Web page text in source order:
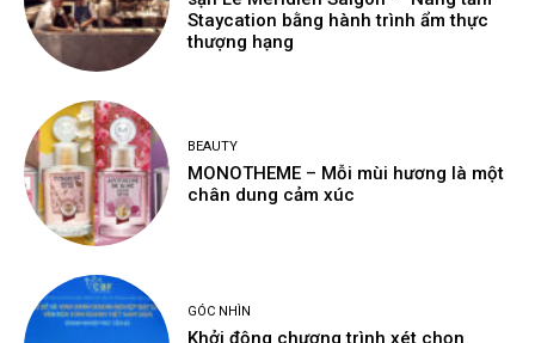
Staycation bằng hành trình ẩm thực
thượng hạng
BEAUTY
MONOTHEME – Mỗi mùi hương là một
chân dung cảm xúc
GÓC NHÌN
Khởi động chương trình xét chọn